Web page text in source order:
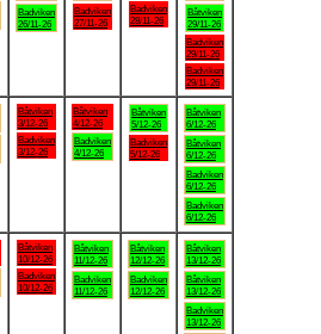
Badviken
26/11-26
Badviken
27/11-26
Badviken
28/11-26
Båtviken
29/11-26
Badviken
29/11-26
Badviken
29/11-26
Båtviken
3/12-26
Badviken
3/12-26
Båtviken
4/12-26
Badviken
4/12-26
Båtviken
5/12-26
Badviken
5/12-26
Båtviken
6/12-26
Båtviken
6/12-26
Badviken
6/12-26
Badviken
6/12-26
Båtviken
10/12-26
Badviken
10/12-26
Båtviken
11/12-26
Badviken
11/12-26
Båtviken
12/12-26
Badviken
12/12-26
Båtviken
13/12-26
Båtviken
13/12-26
Badviken
13/12-26